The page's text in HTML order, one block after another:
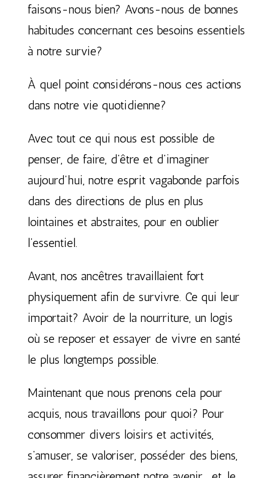
faisons-nous bien? Avons-nous de bonnes
habitudes concernant ces besoins essentiels
à notre survie?
À quel point considérons-nous ces actions
dans notre vie quotidienne?
Avec tout ce qui nous est possible de
penser, de faire, d’être et d’imaginer
aujourd’hui, notre esprit vagabonde parfois
dans des directions de plus en plus
lointaines et abstraites, pour en oublier
l’essentiel.
Avant, nos ancêtres travaillaient fort
physiquement afin de survivre. Ce qui leur
importait? Avoir de la nourriture, un logis
où se reposer et essayer de vivre en santé
le plus longtemps possible.
Maintenant que nous prenons cela pour
acquis, nous travaillons pour quoi? Pour
consommer divers loisirs et activités,
s’amuser, se valoriser, posséder des biens,